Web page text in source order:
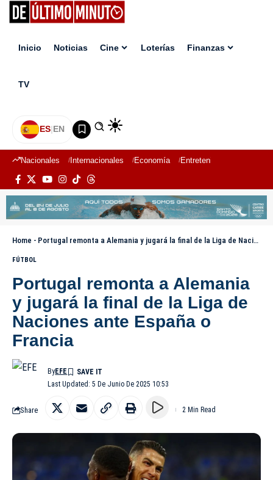
Inicio Noticias Cine Loterías Finanzas
TV
ES|EN
Nacionales Internacionales Economía Entretenimiento
Home - Portugal remonta a Alemania y jugará la final de la Liga de Naciones ante España o Francia
FÚTBOL
Portugal remonta a Alemania
y jugará la final de la Liga de
Naciones ante España o
Francia
Last Updated: 5 De Junio De 2025 10:53
ByEFE
Share 2 Min Read